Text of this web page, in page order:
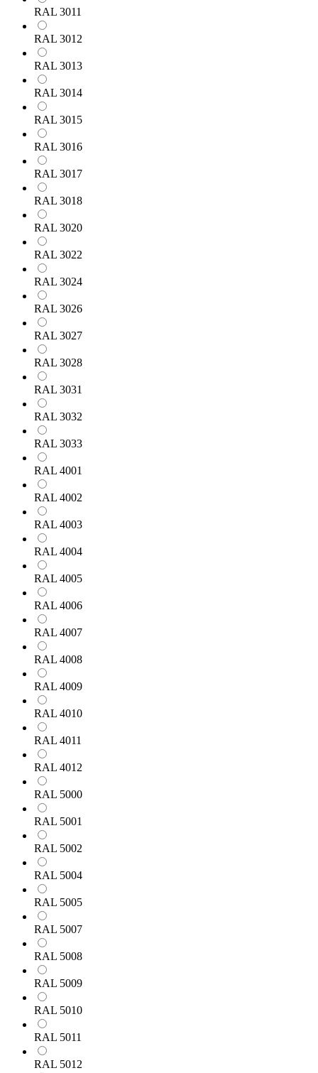
RAL 3011
RAL 3012
RAL 3013
RAL 3014
RAL 3015
RAL 3016
RAL 3017
RAL 3018
RAL 3020
RAL 3022
RAL 3024
RAL 3026
RAL 3027
RAL 3028
RAL 3031
RAL 3032
RAL 3033
RAL 4001
RAL 4002
RAL 4003
RAL 4004
RAL 4005
RAL 4006
RAL 4007
RAL 4008
RAL 4009
RAL 4010
RAL 4011
RAL 4012
RAL 5000
RAL 5001
RAL 5002
RAL 5004
RAL 5005
RAL 5007
RAL 5008
RAL 5009
RAL 5010
RAL 5011
RAL 5012